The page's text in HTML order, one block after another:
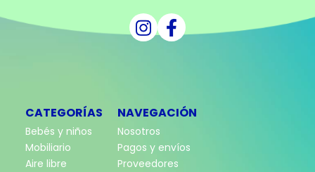
CATEGORÍAS
Bebés y niños
Mobiliario
Aire libre
NAVEGACIÓN
Nosotros
Pagos y envíos
Proveedores